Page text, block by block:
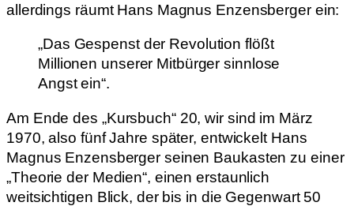
allerdings räumt Hans Magnus Enzensberger ein:
„Das Gespenst der Revolution flößt
Millionen unserer Mitbürger sinnlose
Angst ein“.
Am Ende des „Kursbuch“ 20, wir sind im März
1970, also fünf Jahre später, entwickelt Hans
Magnus Enzensberger seinen Baukasten zu einer
„Theorie der Medien“, einen erstaunlich
weitsichtigen Blick, der bis in die Gegenwart 50